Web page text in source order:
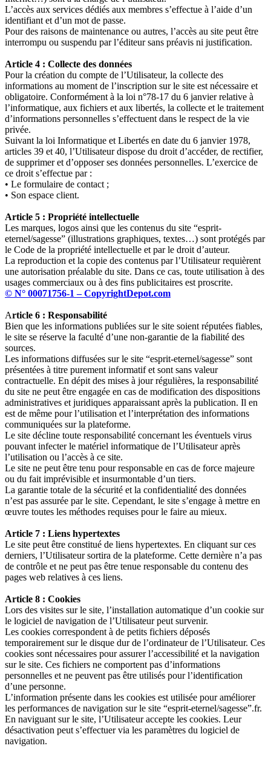
L’accès aux services dédiés aux membres s’effectue à l’aide d’un
identifiant et d’un mot de passe.
Pour des raisons de maintenance ou autres, l’accès au site peut être
interrompu ou suspendu par l’éditeur sans préavis ni justification.
Article 4 : Collecte des données
Pour la création du compte de l’Utilisateur, la collecte des
informations au moment de l’inscription sur le site est nécessaire et
obligatoire. Conformément à la loi n°78-17 du 6 janvier relative à
l’informatique, aux fichiers et aux libertés, la collecte et le traitement
d’informations personnelles s’effectuent dans le respect de la vie
privée.
Suivant la loi Informatique et Libertés en date du 6 janvier 1978,
articles 39 et 40, l’Utilisateur dispose du droit d’accéder, de rectifier,
de supprimer et d’opposer ses données personnelles. L’exercice de
ce droit s’effectue par :
• Le formulaire de contact ;
• Son espace client.
Article 5 : Propriété intellectuelle
Les marques, logos ainsi que les contenus du site “esprit-
eternel/sagesse” (illustrations graphiques, textes…) sont protégés par
le Code de la propriété intellectuelle et par le droit d’auteur.
La reproduction et la copie des contenus par l’Utilisateur requièrent
une autorisation préalable du site. Dans ce cas, toute utilisation à des
usages commerciaux ou à des fins publicitaires est proscrite.
© N° 00071756-1 – CopyrightDepot.com
Article 6 : Responsabilité
Bien que les informations publiées sur le site soient réputées fiables,
le site se réserve la faculté d’une non-garantie de la fiabilité des
sources.
Les informations diffusées sur le site “esprit-eternel/sagesse” sont
présentées à titre purement informatif et sont sans valeur
contractuelle. En dépit des mises à jour régulières, la responsabilité
du site ne peut être engagée en cas de modification des dispositions
administratives et juridiques apparaissant après la publication. Il en
est de même pour l’utilisation et l’interprétation des informations
communiquées sur la plateforme.
Le site décline toute responsabilité concernant les éventuels virus
pouvant infecter le matériel informatique de l’Utilisateur après
l’utilisation ou l’accès à ce site.
Le site ne peut être tenu pour responsable en cas de force majeure
ou du fait imprévisible et insurmontable d’un tiers.
La garantie totale de la sécurité et la confidentialité des données
n’est pas assurée par le site. Cependant, le site s’engage à mettre en
œuvre toutes les méthodes requises pour le faire au mieux.
Article 7 : Liens hypertextes
Le site peut être constitué de liens hypertextes. En cliquant sur ces
derniers, l’Utilisateur sortira de la plateforme. Cette dernière n’a pas
de contrôle et ne peut pas être tenue responsable du contenu des
pages web relatives à ces liens.
Article 8 : Cookies
Lors des visites sur le site, l’installation automatique d’un cookie sur
le logiciel de navigation de l’Utilisateur peut survenir.
Les cookies correspondent à de petits fichiers déposés
temporairement sur le disque dur de l’ordinateur de l’Utilisateur. Ces
cookies sont nécessaires pour assurer l’accessibilité et la navigation
sur le site. Ces fichiers ne comportent pas d’informations
personnelles et ne peuvent pas être utilisés pour l’identification
d’une personne.
L’information présente dans les cookies est utilisée pour améliorer
les performances de navigation sur le site “esprit-eternel/sagesse”.fr.
En naviguant sur le site, l’Utilisateur accepte les cookies. Leur
désactivation peut s’effectuer via les paramètres du logiciel de
navigation.